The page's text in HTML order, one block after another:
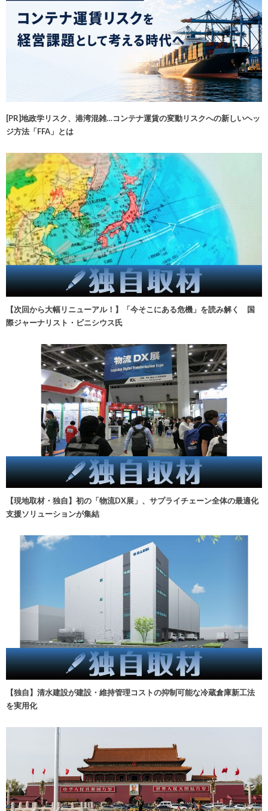
[PR]地政学リスク、港湾混雑…コンテナ運賃の変動リスクへの新しいヘッ
ジ方法「FFA」とは
【次回から大幅リニューアル！】「今そこにある危機」を読み解く 国
際ジャーナリスト・ビニシウス氏
【現地取材・独自】初の「物流DX展」、サプライチェーン全体の最適化
支援ソリューションが集結
【独自】清水建設が建設・維持管理コストの抑制可能な冷蔵倉庫新工法
を実用化